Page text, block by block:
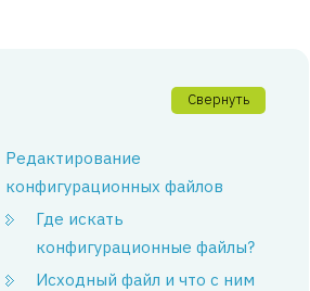
Свернуть
Редактирование
конфигурационных файлов
Где искать
конфигурационные файлы?
Исходный файл и что с ним